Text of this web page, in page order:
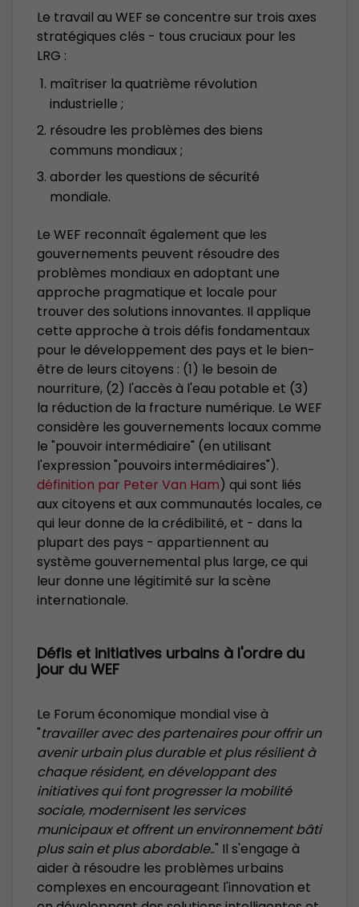
Le travail au WEF se concentre sur trois axes
stratégiques clés - tous cruciaux pour les
LRG :
maîtriser la quatrième révolution
industrielle ;
résoudre les problèmes des biens
communs mondiaux ;
aborder les questions de sécurité
mondiale.
Le WEF reconnaît également que les
gouvernements peuvent résoudre des
problèmes mondiaux en adoptant une
approche pragmatique et locale pour
trouver des solutions innovantes. Il applique
cette approche à trois défis fondamentaux
pour le développement des pays et le bien-
être de leurs citoyens : (1) le besoin de
nourriture, (2) l'accès à l'eau potable et (3)
la réduction de la fracture numérique. Le WEF
considère les gouvernements locaux comme
le "pouvoir intermédiaire" (en utilisant
l'expression "pouvoirs intermédiaires").
définition par Peter Van Ham) qui sont liés
aux citoyens et aux communautés locales, ce
qui leur donne de la crédibilité, et - dans la
plupart des pays - appartiennent au
système gouvernemental plus large, ce qui
leur donne une légitimité sur la scène
internationale.
Défis et initiatives urbains à l'ordre du
jour du WEF
Le Forum économique mondial vise à
"travailler avec des partenaires pour offrir un
avenir urbain plus durable et plus résilient à
chaque résident, en développant des
initiatives qui font progresser la mobilité
sociale, modernisent les services
municipaux et offrent un environnement bâti
plus sain et plus abordable.." Il s'engage à
aider à résoudre les problèmes urbains
complexes en encourageant l'innovation et